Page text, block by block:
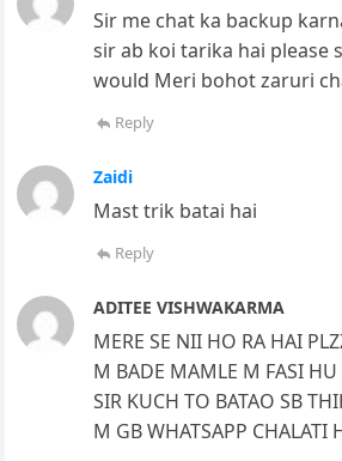
Sir me chat ka backup
sir ab koi tarika hai please
would Meri bohot zaruri
Reply
Zaidi
Mast trik batai hai
Reply
ADITEE VISHWAKARMA
MERE SE NII HO RA HAI
M BADE MAMLE M FASI HU
SIR KUCH TO BATAO SB
M GB WHATSAPP CHALATI